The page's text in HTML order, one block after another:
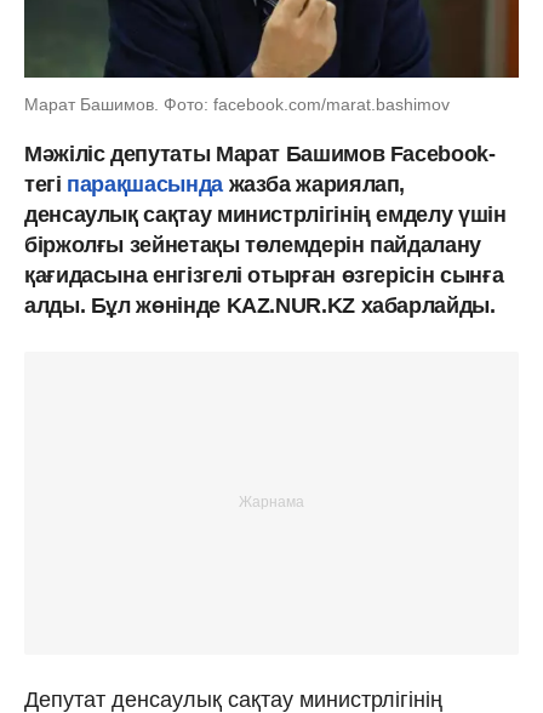
Марат Башимов. Фото: facebook.com/marat.bashimov
Мәжіліс депутаты Марат Башимов Facebook-
тегі парақшасында жазба жариялап,
денсаулық сақтау министрлігінің емделу үшін
біржолғы зейнетақы төлемдерін пайдалану
қағидасына енгізгелі отырған өзгерісін сынға
алды. Бұл жөнінде KAZ.NUR.KZ хабарлайды.
Депутат денсаулық сақтау министрлігінің